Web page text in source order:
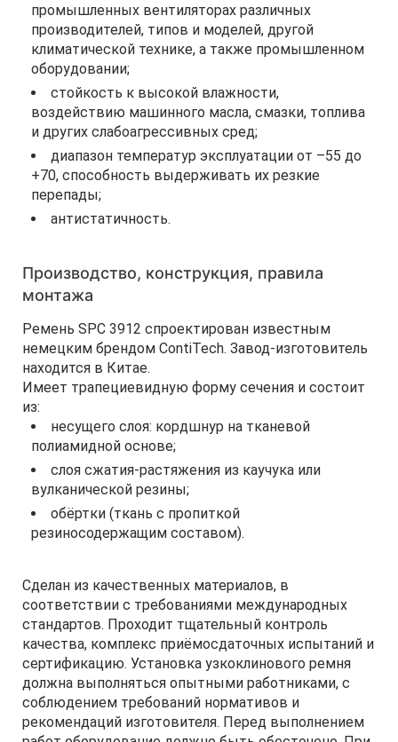
промышленных вентиляторах различных
производителей, типов и моделей, другой
климатической технике, а также промышленном
оборудовании;
стойкость к высокой влажности,
воздействию машинного масла, смазки, топлива
и других слабоагрессивных сред;
диапазон температур эксплуатации от –55 до
+70, способность выдерживать их резкие
перепады;
антистатичность.
Производство, конструкция, правила
монтажа
Ремень SPC 3912 спроектирован известным
немецким брендом ContiTech. Завод-изготовитель
находится в Китае.
Имеет трапециевидную форму сечения и состоит
из:
несущего слоя: кордшнур на тканевой
полиамидной основе;
слоя сжатия-растяжения из каучука или
вулканической резины;
обёртки (ткань с пропиткой
резиносодержащим составом).
Сделан из качественных материалов, в
соответствии с требованиями международных
стандартов. Проходит тщательный контроль
качества, комплекс приёмосдаточных испытаний и
сертификацию. Установка узкоклинового ремня
должна выполняться опытными работниками, с
соблюдением требований нормативов и
рекомендаций изготовителя. Перед выполнением